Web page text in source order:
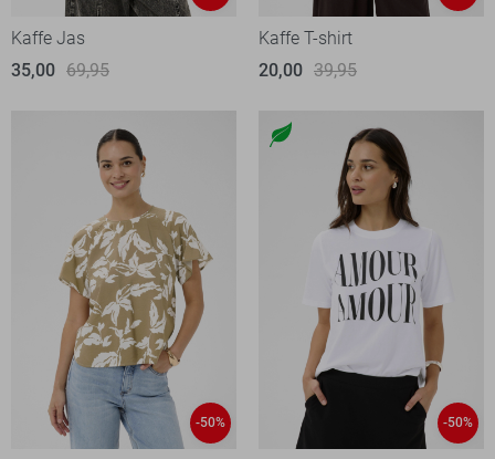
Kaffe Jas
35,00 69,95
Kaffe T-shirt
20,00 39,95
-50% -50%